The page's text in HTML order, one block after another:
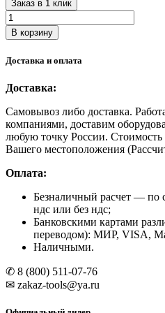
Заказ в 1 клик
Количество
товара
N4122H-
NORDBERG
автомобильный
электростопорами
г/
п
6
тонн
В корзину
Доставка и оплата
Доставка:
Самовывоз либо доставка.
компаниями, доставим
любую точку России. Стоимость
Вашего местоположения
Оплата:
Безналичный расчет — по
ндс или без ндс;
Банковскими картами
переводом): МИР, VISA,
Наличными.
✆ 8 (800) 511-07-76
✉ zakaz-tools@ya.ru